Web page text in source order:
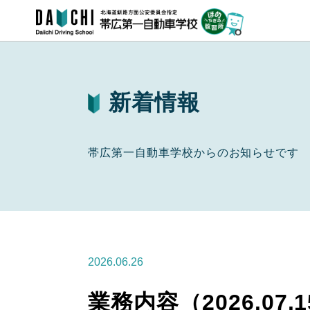
新着情報
帯広第一自動車学校からのお知らせです
2026.06.26
業務内容（